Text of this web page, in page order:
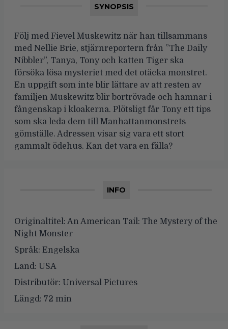
SYNOPSIS
Följ med Fievel Muskewitz när han tillsammans
med Nellie Brie, stjärnreportern från ”The Daily
Nibbler”, Tanya, Tony och katten Tiger ska
försöka lösa mysteriet med det otäcka monstret.
En uppgift som inte blir lättare av att resten av
familjen Muskewitz blir bortrövade och hamnar i
fångenskap i kloakerna. Plötsligt får Tony ett tips
som ska leda dem till Manhattanmonstrets
gömställe. Adressen visar sig vara ett stort
gammalt ödehus. Kan det vara en fälla?
INFO
Originaltitel: An American Tail: The Mystery of the
Night Monster
Språk: Engelska
Land: USA
Distributör: Universal Pictures
Längd: 72 min